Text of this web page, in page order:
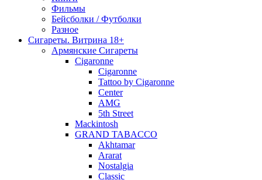
Фильмы
Бейсболки / Футболки
Разное
Сигареты. Витрина 18+
Армянские Сигареты
Cigaronne
Cigaronne
Tattoo by Cigaronne
Center
AMG
5th Street
Mackintosh
GRAND TABACCO
Akhtamar
Ararat
Nostalgia
Classic